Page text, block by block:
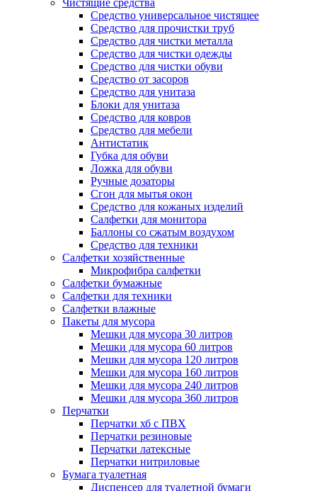
Чистящие средства
Средство универсальное чистящее
Средство для прочистки труб
Средство для чистки металла
Средство для чистки одежды
Средство для чистки обуви
Средство от засоров
Средство для унитаза
Блоки для унитаза
Средство для ковров
Средство для мебели
Антистатик
Губка для обуви
Ложка для обуви
Ручные дозаторы
Сгон для мытья окон
Средство для кожаных изделий
Салфетки для монитора
Баллоны со сжатым воздухом
Средство для техники
Салфетки хозяйственные
Микрофибра салфетки
Салфетки бумажные
Салфетки для техники
Салфетки влажные
Пакеты для мусора
Мешки для мусора 30 литров
Мешки для мусора 60 литров
Мешки для мусора 120 литров
Мешки для мусора 160 литров
Мешки для мусора 240 литров
Мешки для мусора 360 литров
Перчатки
Перчатки хб с ПВХ
Перчатки резиновые
Перчатки латексные
Перчатки нитриловые
Бумага туалетная
Диспенсер для туалетной бумаги